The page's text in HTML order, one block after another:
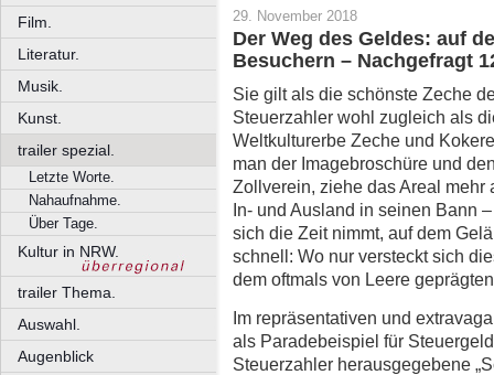
Film.
Literatur.
Musik.
Kunst.
trailer spezial.
Letzte Worte.
Nahaufnahme.
Über Tage.
Kultur in NRW.
trailer Thema.
Auswahl.
Augenblick
29. November 2018
Der Weg des Geldes: auf
Besuchern – Nachgefragt
Sie gilt als die schönste Zeche
Steuerzahler wohl zugleich als
Weltkulturerbe Zeche und
man der Imagebroschüre und
Zollverein, ziehe das Areal
In- und Ausland in seinen Bann
sich die Zeit nimmt, auf dem
schnell: Wo nur versteckt sich
dem oftmals von Leere
Im repräsentativen und
als Paradebeispiel für
Steuerzahler herausgegebene